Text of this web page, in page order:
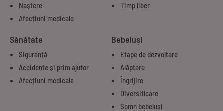
Naștere
Afecțiuni medicale
Timp liber
Sănătate
Siguranță
Accidente și prim ajutor
Afecțiuni medicale
Bebeluși
Etape de dezvoltare
Alăptare
Îngrijire
Diversificare
Somn bebeluși